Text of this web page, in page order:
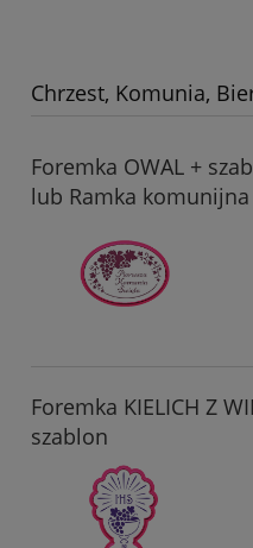
Chrzest, Komunia,
Foremka OWAL +
lub Ramka
Foremka KIELICH Z
szablon